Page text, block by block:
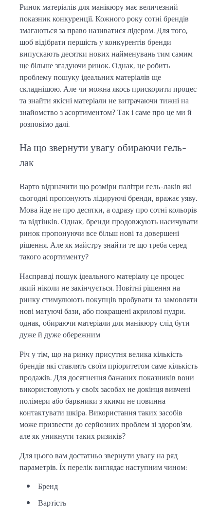
Ринок матеріалів для манікюру має величезний
показник конкуренції. Кожного року сотні брендів
змагаються за право називатися лідером. Для того,
щоб відібрати першість у конкурентів бренди
випускають десятки нових найменувань тим самим
ще більше згадуючи ринок. Однак, це робить
проблему пошуку ідеальних матеріалів ще
складнішою. Але чи можна якось прискорити процес
та знайти якісні матеріали не витрачаючи тижні на
знайомство з асортиментом? Так і саме про це ми й
розповімо далі.
На що звернути увагу обираючи гель-
лак
Варто відзначити що розміри палітри гель-лаків які
сьогодні пропонують лідируючі бренди, вражає уяву.
Мова йде не про десятки, а одразу про сотні кольорів
та відтінків. Однак, бренди продовжують насичувати
ринок пропонуючи все більш нові та довершені
рішення. Але як майстру знайти те що треба серед
такого асортименту?
Насправді пошук ідеального матеріалу це процес
який ніколи не закінчується. Новітні рішення на
ринку стимулюють покупців пробувати та замовляти
нові матуючі бази, або покращені акрилові пудри.
однак, обираючи матеріали для манікюру слід бути
дуже й дуже обережним
Річ у тім, що на ринку присутня велика кількість
брендів які ставлять своїм пріоритетом саме кількість
продажів. Для досягнення бажаних показників вони
використовують у своїх засобах не докінця вивчені
полімери або барвники з якими не повинна
контактувати шкіра. Використання таких засобів
може призвести до серйозних проблем зі здоров’ям,
але як уникнути таких ризиків?
Для цього вам достатньо звернути увагу на ряд
параметрів. Їх перелік виглядає наступним чином:
Бренд
Вартість